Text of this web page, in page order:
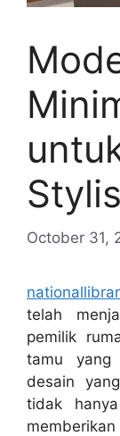
October 31,
telah
pemilik
tamu yang
desain
tidak